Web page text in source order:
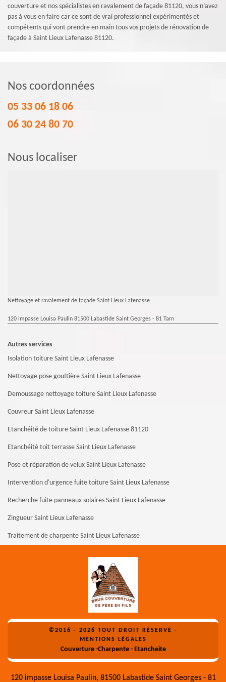
couverture et nos spécialistes en ravalement de façade 81120, vous n’avez
pas à vous en faire car ce sont de vrai professionnel expérimentés et
compétents qui vont prendre en main tous vos projets de rénovation de
façade à Saint Lieux Lafenasse 81120.
Nos coordonnées
05 33 06 18 06
06 30 24 80 70
Nous localiser
Nettoyage et ravalement de façade Saint Lieux Lafenasse
120 impasse Louisa Paulin 81500 Labastide Saint Georges - 81 Tarn
Autres services
Isolation toiture Saint Lieux Lafenasse
Nettoyage pose gouttière Saint Lieux Lafenasse
Demoussage nettoyage toiture Saint Lieux Lafenasse
Couvreur Saint Lieux Lafenasse
Etanchéité de toiture Saint Lieux Lafenasse 81120
Etanchéité toit terrasse Saint Lieux Lafenasse
Pose et réparation de velux Saint Lieux Lafenasse
Intervention d'urgence fuite toiture Saint Lieux Lafenasse
Recherche fuite panneaux solaires Saint Lieux Lafenasse
Zingueur Saint Lieux Lafenasse
Traitement de charpente Saint Lieux Lafenasse
©2016 - 2026 TOUT DROIT RÉSERVÉ -
MENTIONS LÉGALES
Couverture -Charpente - Etancheite
120 impasse Louisa Paulin, 81500 Labastide Saint Georges - 81